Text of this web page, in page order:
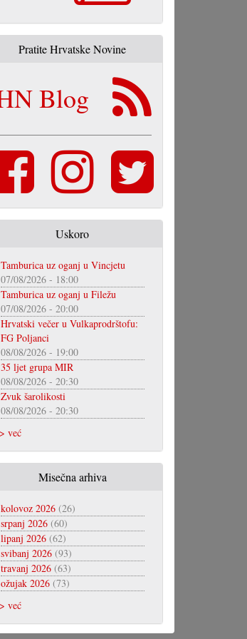
Pratite Hrvatske Novine
Blog
Uskoro
Tamburica uz oganj u Vincjetu
07/08/2026 - 18:00
Tamburica uz oganj u Filežu
07/08/2026 - 20:00
Hrvatski večer u Vulkaprodrštofu:
FG Poljanci
08/08/2026 - 19:00
35 ljet grupa MIR
08/08/2026 - 20:30
Zvuk šarolikosti
08/08/2026 - 20:30
već
Misečna arhiva
kolovoz 2026(26)
srpanj 2026(60)
lipanj 2026(62)
svibanj 2026(93)
travanj 2026(63)
ožujak 2026(73)
već